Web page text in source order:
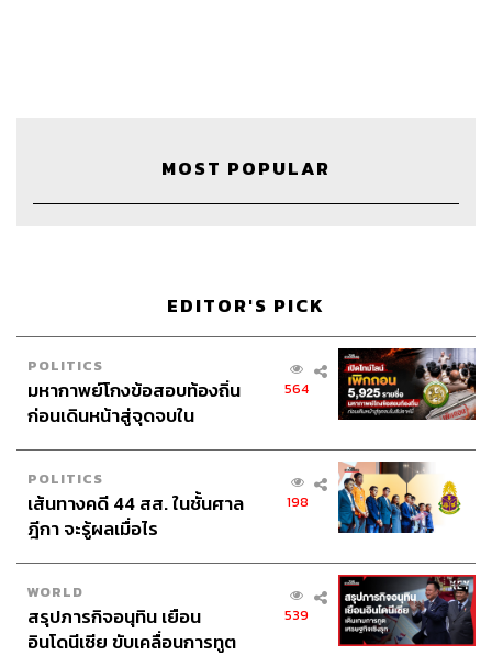
Credits
Assistantศิลา รัตนวลีวงศ์
Project Coordinatorซาจิ แซ่อื้อ
Producerนภัสสร กะสินัง
Content Creatorsชาคร ฉายเพชร, ธนภาคย์ อิทธิชัยพล,
ภัทรสุดา บุญญศรี, อาภาภัทร อารยางกูร
Video Editorsวุฒิชัย ถิระบัญชาศักดิ์, อนนต์ พูนเจ้าทรัพย์,
ศุภมิตร เศรษฐลักษณ์
MOST POPULAR
EDITOR'S PICK
POLITICS
มหากาพย์โกงข้อสอบท้องถิ่น
ก่อนเดินหน้าสู่จุดจบใน
564
POLITICS
เส้นทางคดี 44 สส. ในชั้นศาล
ฎีกา จะรู้ผลเมื่อไร
198
WORLD
สรุปภารกิจอนุทิน เยือน
อินโดนีเซีย ขับเคลื่อนการทูต
539